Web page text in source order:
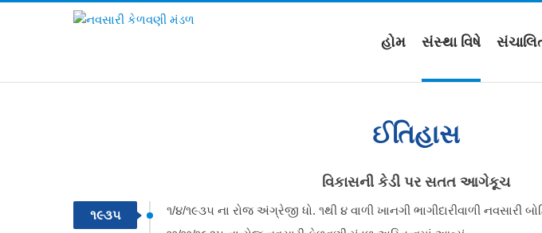
હોમ સંસ્થા વિષે
ઈતિહાસ
વિકાસની કેડી પર સતત આગેકૂચ
૧૯૩૫
૧/૪/૧૯૩૫ ના રોજ અંગ્રેજી ધો. ૧થી ૪ વાળી ખાનગી ભાગીદારીવાળી નવસારી